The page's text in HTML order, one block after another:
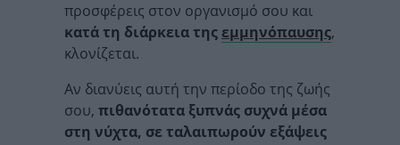
προσφέρεις στον οργανισμό σου και
κατά τη διάρκεια της εμμηνόπαυσης,
κλονίζεται.
Αν διανύεις αυτή την περίοδο της ζωής
σου, πιθανότατα ξυπνάς συχνά μέσα
στη νύχτα, σε ταλαιπωρούν εξάψεις